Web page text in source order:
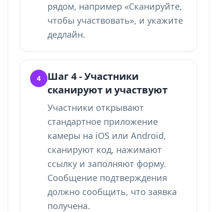
рядом, например «Сканируйте,
чтобы участвовать», и укажите
дедлайн.
4
Шаг 4 - Участники
сканируют и участвуют
Участники открывают
стандартное приложение
камеры на iOS или Android,
сканируют код, нажимают
ссылку и заполняют форму.
Сообщение подтверждения
должно сообщить, что заявка
получена.